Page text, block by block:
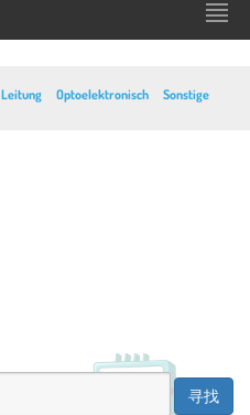
Leitung Optoelektronisch Sonstige